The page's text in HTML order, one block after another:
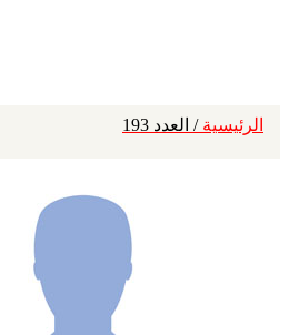
الرئيسية / العدد 193